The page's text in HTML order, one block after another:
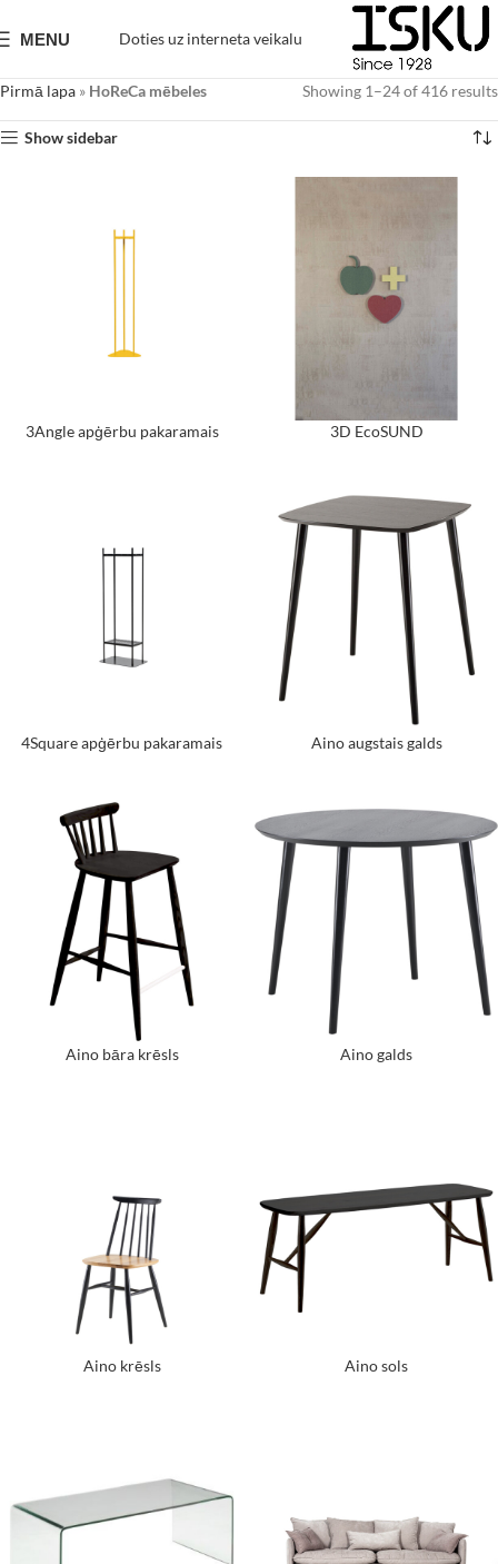
MENU Doties uz interneta veikalu
Pirmā lapa » HoReCa mēbeles Showing 1–24 of 416 results
Show sidebar
3Angle apģērbu pakaramais 3D EcoSUND
4Square apģērbu pakaramais Aino augstais galds
Aino bāra krēsls Aino galds
Aino krēsls Aino sols